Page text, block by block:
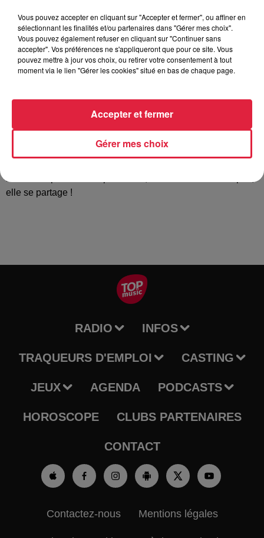
La promotion du film pour inciter les salles de cinéma à
projeter plus de films audiodécrits et sous-titrés pour sourds
et malentendants ;
sont des rencontres multifacettes que nous initions. C’est un
Entendez-Voir ! permet aux participants de découvrir des
mixité des publics. Car pour nous, la culture ne s’hérite pas,
elle se partage !
RADIO INFOS
TRAQUEURS D'EMPLOI CASTING
JEUX AGENDA PODCASTS
HOROSCOPE CLUBS PARTENAIRES
CONTACT
Contactez-nous Mentions légales
Vous pouvez accepter en cliquant sur "Accepter et fermer", ou affiner en
sélectionnant les finalités et/ou partenaires dans "Gérer mes choix".
Vous pouvez également refuser en cliquant sur "Continuer sans
accepter". Vos préférences ne s'appliqueront que pour ce site. Vous
pouvez mettre à jour vos choix, ou retirer votre consentement à tout
moment via le lien "Gérer les cookies" situé en bas de chaque page.
Gérer mes choix
Accepter et fermer